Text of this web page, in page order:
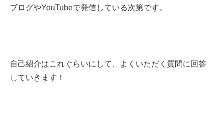
ブログやYouTubeで発信している次第です。
自己紹介はこれぐらいにして、よくいただく質問に回答
していきます！